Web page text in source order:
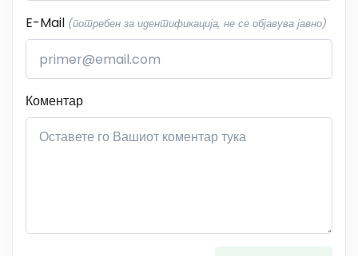
E-Mail (потребен за идентификација, не се објавува јавно)
Коментар